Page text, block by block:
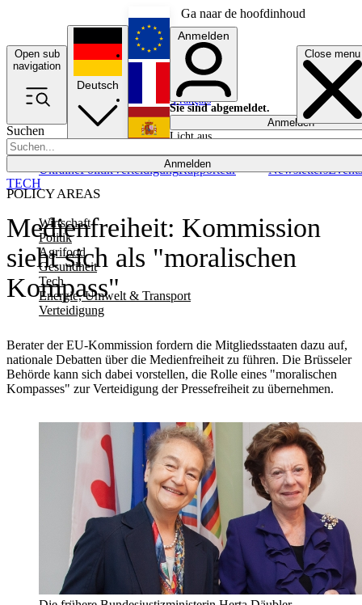
Ga naar de hoofdinhoud
Open sub
navigation
Close menu
Suchen
Anmelden
POLICY AREAS
Wirtschaft
Politik
Agrifood
Gesundheit
Tech
Energie, Umwelt & Transport
Verteidigung
UkrainePolitikVerteidigungRapporteur NewslettersEvents
Deutsch
English
Français
Anmelden
Sie sind abgemeldet.
Anmelden
Licht aus
Medienfreiheit: Kommission
sieht sich als "moralischen
Kompass"
Berater der EU-Kommission fordern die Mitgliedsstaaten dazu auf,
nationale Debatten über die Medienfreiheit zu führen. Die Brüsseler
Behörde kann sich dabei vorstellen, die Rolle eines "moralischen
Kompasses" zur Verteidigung der Pressefreiheit zu übernehmen.
TECH